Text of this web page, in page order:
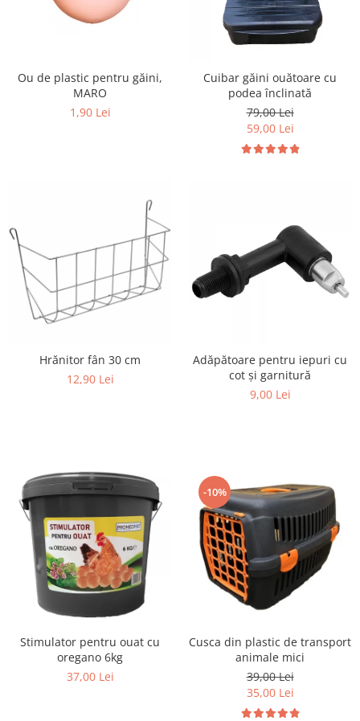
Ou de plastic pentru găini,
MARO
1,90 Lei
Cuibar găini ouătoare cu
podea înclinată
79,00 Lei
59,00 Lei
Hrănitor fân 30 cm
12,90 Lei
Adăpătoare pentru iepuri cu
cot și garnitură
9,00 Lei
Stimulator pentru ouat cu
oregano 6kg
37,00 Lei
-10%
Cusca din plastic de transport
animale mici
39,00 Lei
35,00 Lei